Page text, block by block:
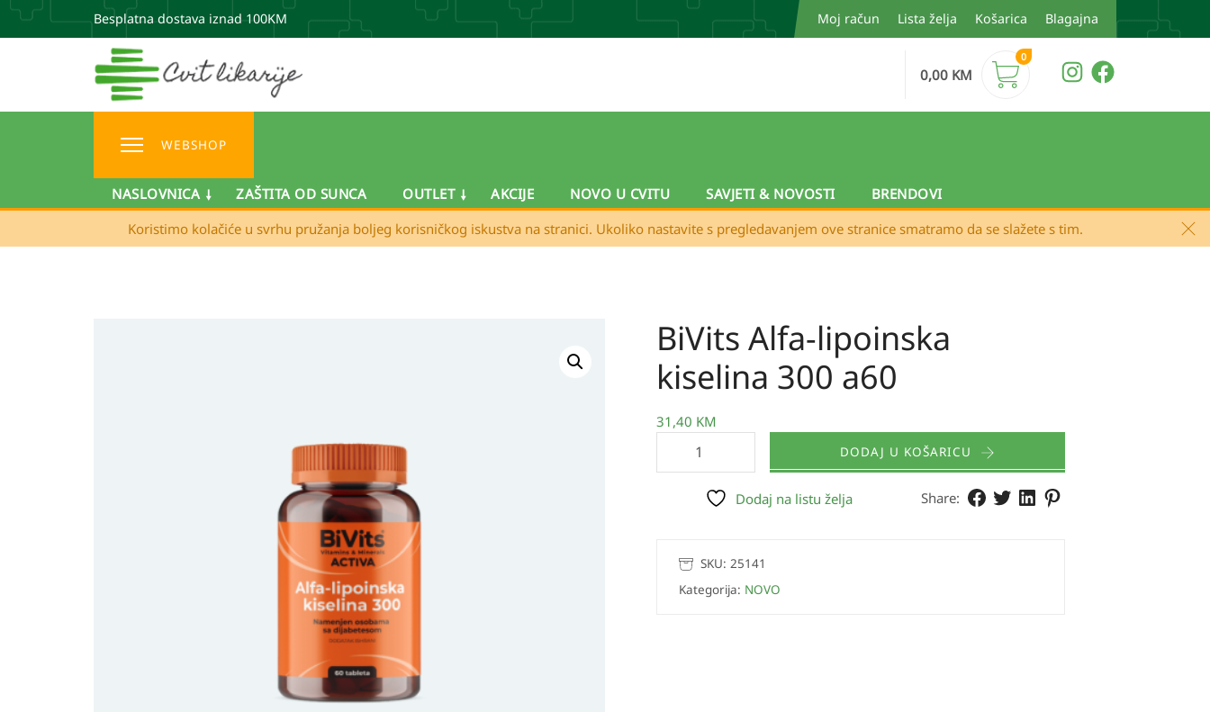
Besplatna dostava iznad 100KM Moj račun Lista želja Košarica Blagajna
0,00 KM
0
WEBSHOP
NASLOVNICA ZAŠTITA OD SUNCA OUTLET AKCIJE NOVO U CVITU SAVJETI & NOVOSTI
BRENDOVI
Koristimo kolačiće u svrhu pružanja boljeg korisničkog iskustva na stranici. Ukoliko nastavite s pregledavanjem ove stranice smatramo da se slažete s tim.
BiVits Alfa-lipoinska
kiselina 300 a60
31,40 KM
lipoinska
DODAJ U KOŠARICU
Share:
Dodaj na listu želja
SKU: 25141
Kategorija: NOVO